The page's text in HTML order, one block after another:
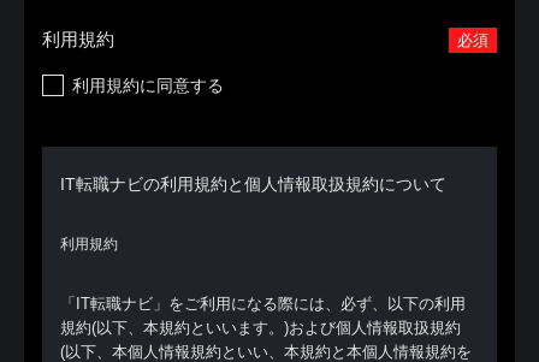
必須
利用規約
利用規約に同意する
IT転職ナビの利用規約と個人情報取扱規約について
利用規約
「IT転職ナビ」をご利用になる際には、必ず、以下の利用
規約(以下、本規約といいます。)および個人情報取扱規約
(以下、本個人情報規約といい、本規約と本個人情報規約を